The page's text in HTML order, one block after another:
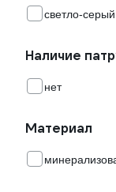
светло-серый
Наличие
нет
Материал